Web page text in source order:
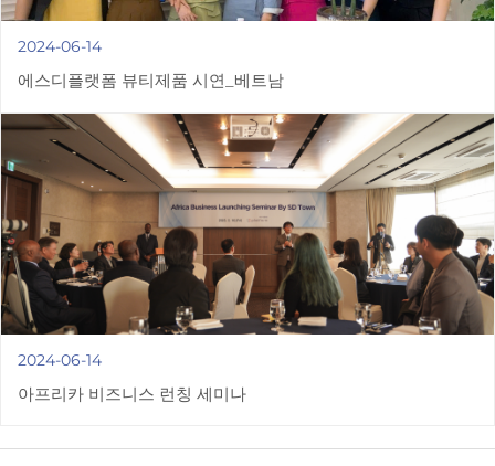
2024-06-14
에스디플랫폼 뷰티제품 시연_베트남
2024-06-14
아프리카 비즈니스 런칭 세미나